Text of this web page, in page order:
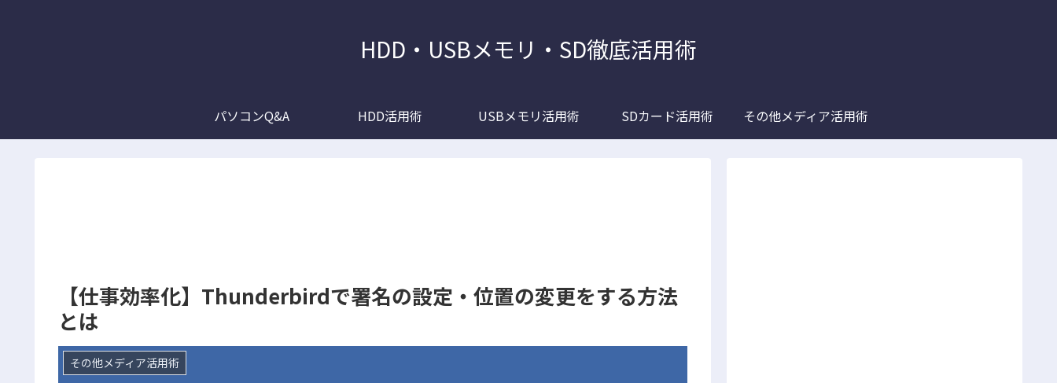
HDD・USBメモリ・SD徹底活用術
パソコンQ&A HDD活用術 USBメモリ活用術 SDカード活用術 その他メディア活用術
【仕事効率化】Thunderbirdで署名の設定・位置の変更をする方法
とは
その他メディア活用術